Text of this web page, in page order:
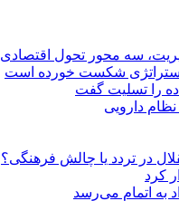
سه محور تحول اقتصادی
استراتژی شکست خورده است
را تسلیت گفت
دارویی
در تردد یا چالش فرهنگی؟
کرد
به اتمام می‌رسد